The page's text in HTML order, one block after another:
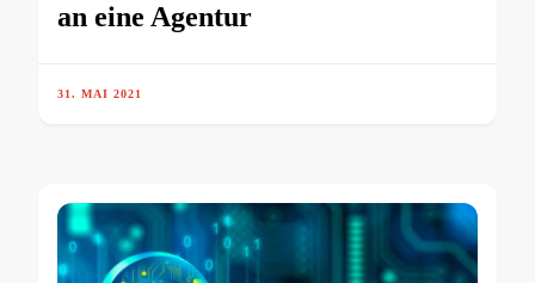
an eine Agentur
31. MAI 2021